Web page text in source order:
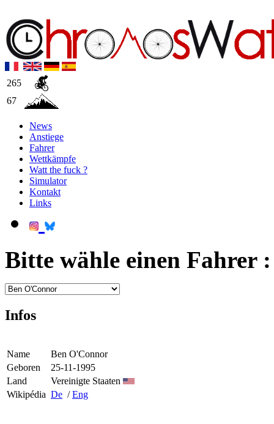
265
67
News
Anstiege
Fahrer
Wettkämpfe
Watt the fuck ?
Simulator
Kontakt
Links
Bitte wähle einen Fahrer :
Infos
Name
Ben O'Connor
Geboren
25-11-1995
Land
Vereinigte Staaten
Wikipédia De /Eng